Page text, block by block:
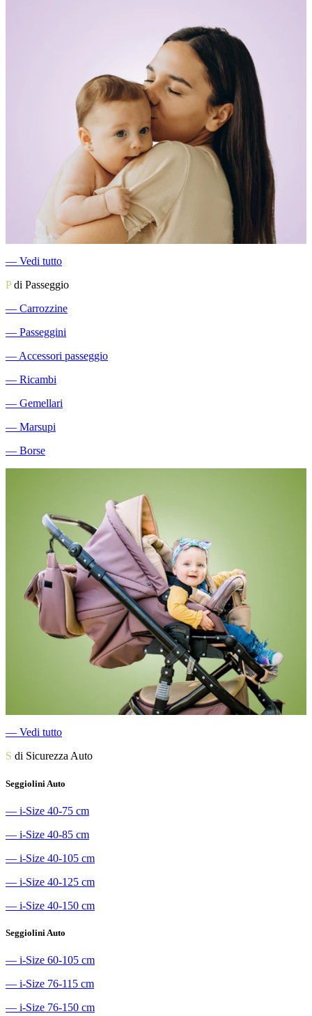
― Vedi tutto
Pdi Passeggio
― Carrozzine
― Passeggini
― Accessori passeggio
― Ricambi
― Gemellari
― Marsupi
― Borse
― Vedi tutto
S di Sicurezza Auto
Seggiolini Auto
― i-Size 40-75 cm
― i-Size 40-85 cm
― i-Size 40-105 cm
― i-Size 40-125 cm
― i-Size 40-150 cm
Seggiolini Auto
― i-Size 60-105 cm
― i-Size 76-115 cm
― i-Size 76-150 cm